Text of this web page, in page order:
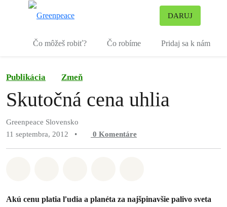
DARUJ
Čo môžeš robiť? Čo robíme Pridaj sa k nám
Publikácia Zmeň
Skutočná cena uhlia
Greenpeace Slovensko
11 septembra, 2012
• 0 Komentáre
Akú cenu platia ľudia a planéta za najšpinavšie palivo sveta